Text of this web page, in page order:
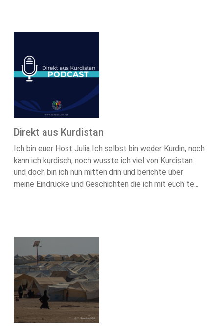
Direkt aus Kurdistan
Ich bin euer Host Julia Ich selbst bin weder Kurdin, noch
kann ich kurdisch, noch wusste ich viel von Kurdistan
und doch bin ich nun mitten drin und berichte über
meine Eindrücke und Geschichten die ich mit euch te...